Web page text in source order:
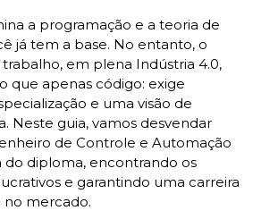
a programação e a teoria de
já tem a base. No entanto, o
em plena Indústria 4.0,
que apenas código: exige
e uma visão de
Neste guia, vamos desvendar
de Controle e Automação
do diploma, encontrando os
e garantindo uma carreira
no mercado.